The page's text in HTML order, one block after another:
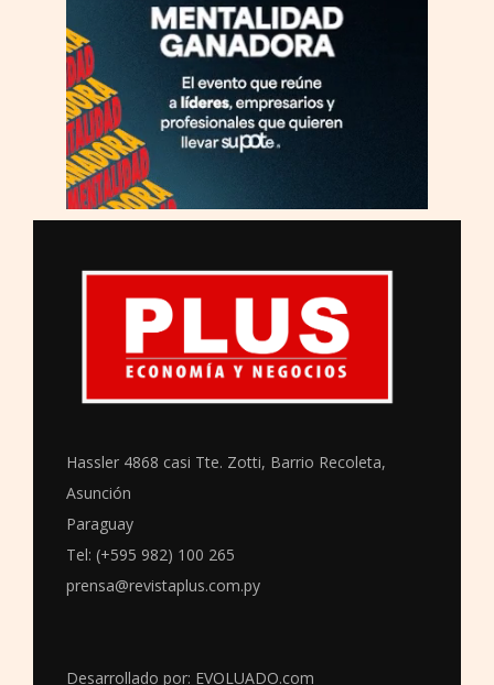
Hassler 4868 casi Tte. Zotti, Barrio Recoleta,
Asunción
Paraguay
Tel: (+595 982) 100 265
prensa@revistaplus.com.py
Desarrollado por: EVOLUADO.com